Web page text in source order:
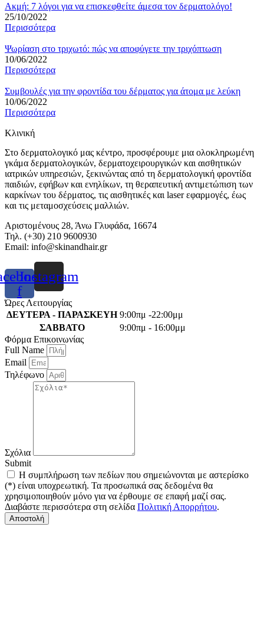
Ακμή: 7 λόγοι για να επισκεφθείτε άμεσα τον δερματολόγο!
25/10/2022
Περισσότερα
Ψωρίαση στο τριχωτό: πώς να αποφύγετε την τριχόπτωση
10/06/2022
Περισσότερα
Συμβουλές για την φροντίδα του δέρματος για άτομα με λεύκη
10/06/2022
Περισσότερα
Κλινική
Στο δερματολογικό μας κέντρο, προσφέρουμε μια ολοκληρωμένη
γκάμα δερματολογικών, δερματοχειρουργικών και αισθητικών
ιατρικών υπηρεσιών, ξεκινώντας από τη δερματολογική φροντίδα
παιδιών, εφήβων και ενηλίκων, τη θεραπευτική αντιμετώπιση των
καρκίνων του δέρματος, τις αισθητικές και laser εφαρμογές, έως
και τις μεταμοσχεύσεις μαλλιών.
Αριστομένους 28, Άνω Γλυφάδα, 16674
Τηλ. (+30) 210 9600930
Email: info@skinandhair.gr
f
Instagram
Ώρες Λειτουργίας
ΔΕΥΤΕΡΑ - ΠΑΡΑΣΚΕΥΗ 9:00πμ -22:00μμ
ΣΑΒΒΑΤΟ
9:00πμ - 16:00μμ
Φόρμα Επικοινωνίας
Full Name
Email
Τηλέφωνο
Σχόλια
Submit
Η συμπλήρωση των πεδίων που σημειώνονται με αστερίσκο
(*) είναι υποχρεωτική. Τα προσωπικά σας δεδομένα θα
χρησιμοποιηθούν μόνο για να έρθουμε σε επαφή μαζί σας.
Διαβάστε περισσότερα στη σελίδα Πολιτική Απορρήτου.
Αποστολή